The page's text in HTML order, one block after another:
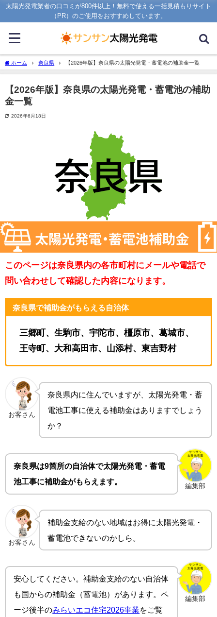
太陽光発電業者の口コミが800件以上！無料で使える一括見積もりサイト
（PR）のご使用をおすすめしています。
ホーム 奈良県 【2026年版】奈良県の太陽光発電・蓄電池の補助金一覧
【2026年版】奈良県の太陽光発電・蓄電池の補助
金一覧
2026年6月18日
このページは奈良県内の各市町村にメールや電話で
問い合わせして確認した内容になります。
奈良県で補助金がもらえる自治体
三郷町、生駒市、宇陀市、橿原市、葛城市、
王寺町、大和高田市、山添村、東吉野村
お客さん
奈良県内に住んでいますが、太陽光発電・蓄
電池工事に使える補助金はありますでしょう
か？
編集部
奈良県は9箇所の自治体で太陽光発電・蓄電
池工事に補助金がもらえます。
お客さん
補助金支給のない地域はお得に太陽光発電・
蓄電池できないのかしら。
編集部
安心してください。補助金支給のない自治体
も国からの補助金（蓄電池）があります。ペ
ージ後半のみらいエコ住宅2026事業をご覧